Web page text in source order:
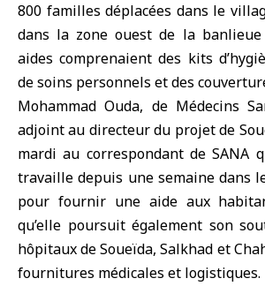
800 familles déplacées dans le
dans la zone ouest de la
aides comprenaient des kits
de soins personnels et des
Mohammad Ouda, de Médecins
adjoint au directeur du projet de
mardi au correspondant de SANA
travaille depuis une semaine dans
pour fournir une aide aux
qu’elle poursuit également son
hôpitaux de Soueïda, Salkhad et
fournitures médicales et logistiques.